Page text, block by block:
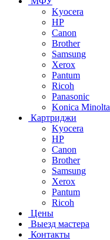
Kyocera
HP
Canon
Brother
Samsung
Xerox
Pantum
Ricoh
Panasonic
Konica Minolta
Картриджи
Kyocera
HP
Canon
Brother
Samsung
Xerox
Pantum
Ricoh
Цены
Выезд мастера
Контакты